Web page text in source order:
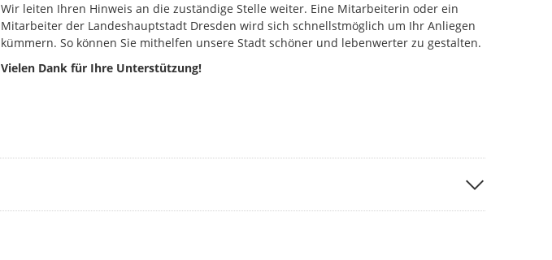
Wir leiten Ihren Hinweis an die zuständige Stelle weiter. Eine Mitarbeiterin oder ein
Mitarbeiter der Landeshauptstadt Dresden wird sich schnellstmöglich um Ihr Anliegen
kümmern. So können Sie mithelfen unsere Stadt schöner und lebenwerter zu gestalten.
Vielen Dank für Ihre Unterstützung!